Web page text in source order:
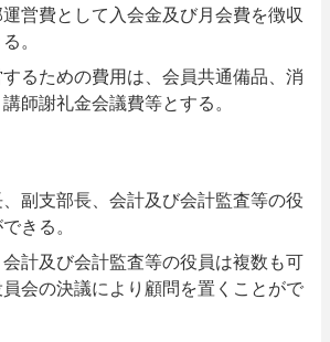
営費として入会金及び月会費を徴収
。
るための費用は、会員共通備品、消
師謝礼金会議費等とする。
副支部長、会計及び会計監査等の役
きる。
計及び会計監査等の役員は複数も可
会の決議により顧問を置くことがで